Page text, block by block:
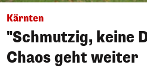
Kärnten
"Schmutzig, keine
Chaos geht weiter